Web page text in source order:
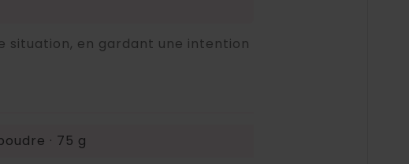
situation, en gardant une intention
· 75 g